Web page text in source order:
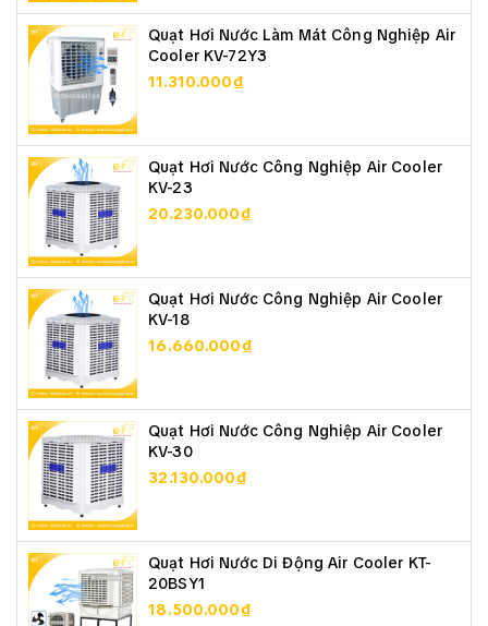
Quạt Hơi Nước Làm Mát Công Nghiệp Air
Cooler KV-72Y3
11.310.000₫
Quạt Hơi Nước Công Nghiệp Air Cooler
KV-23
20.230.000₫
Quạt Hơi Nước Công Nghiệp Air Cooler
KV-18
16.660.000₫
Quạt Hơi Nước Công Nghiệp Air Cooler
KV-30
32.130.000₫
Quạt Hơi Nước Di Động Air Cooler KT-
20BSY1
18.500.000₫